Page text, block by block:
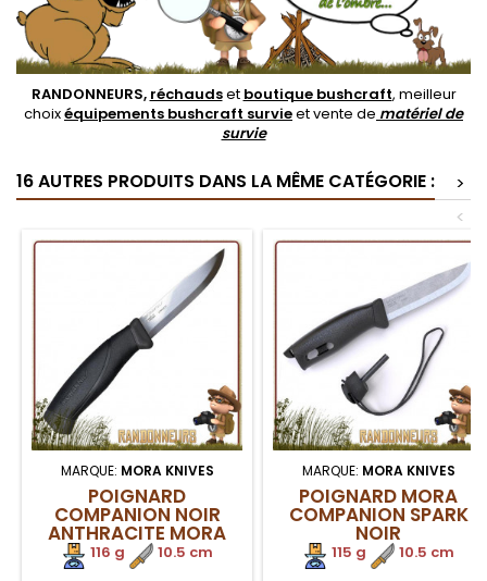
RANDONNEURS, réchaudset boutique bushcraft, meilleur
choixéquipements bushcraft survieet vente de matériel de
survie
16 AUTRES PRODUITS DANS LA MÊME CATÉGORIE :
>
<
MARQUE: MORA KNIVES
POIGNARD
COMPANION NOIR
ANTHRACITE MORA
116 g
10.5 cm
MARQUE: MORA KNIVES
POIGNARD MORA
COMPANION SPARK
NOIR
115 g
10.5 cm